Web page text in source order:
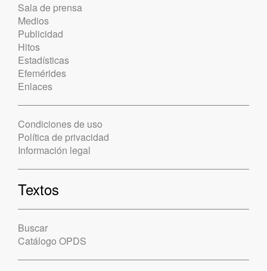
Sala de prensa
Medios
Publicidad
Hitos
Estadísticas
Efemérides
Enlaces
Condiciones de uso
Política de privacidad
Información legal
Textos
Buscar
Catálogo OPDS